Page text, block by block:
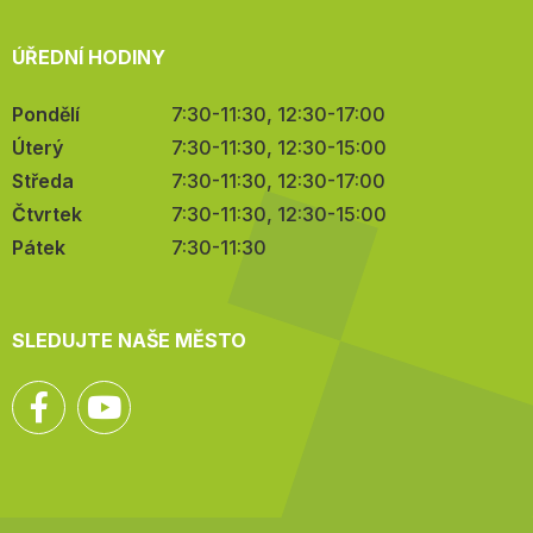
ÚŘEDNÍ HODINY
Pondělí
7:30-11:30, 12:30-17:00
Úterý
7:30-11:30, 12:30-15:00
Středa
7:30-11:30, 12:30-17:00
Čtvrtek
7:30-11:30, 12:30-15:00
Pátek
7:30-11:30
SLEDUJTE NAŠE MĚSTO
Facebook